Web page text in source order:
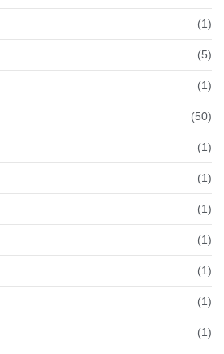
(1)
(5)
(1)
(50)
(1)
(1)
(1)
(1)
(1)
(1)
(1)